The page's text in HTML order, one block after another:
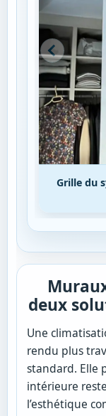
Grille du
deux
Une
rendu plus
standard. Elle
intérieure
l’esthétique